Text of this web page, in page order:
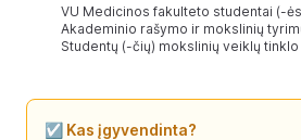
VU Medicinos fakulteto studentai (-
Akademinio rašymo ir mokslinių
Studentų (-čių) mokslinių veiklų
☑️ Kas įgyvendinta?